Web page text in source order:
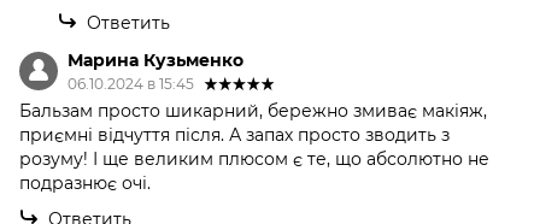
Ответить
Марина Кузьменко
06.10.2024 в 15:45
Бальзам просто шикарний, бережно змиває макіяж,
приємні відчуття після. А запах просто зводить з
розуму! І ще великим плюсом є те, що абсолютно не
подразнює очі.
Ответить